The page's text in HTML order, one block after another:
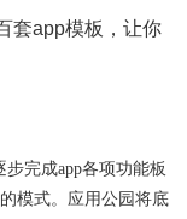
完成app各项功能板
模式。应用公园将底